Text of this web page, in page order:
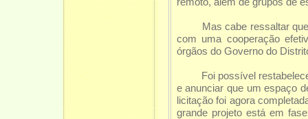
Mas cabe ressaltar que,
com uma cooperação
órgãos do Governo do
Foi possível restabelecer
e anunciar que um espaço
licitação foi agora
grande projeto está em